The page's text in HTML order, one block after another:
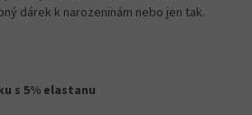
dárek k narozeninám nebo jen tak.
s 5% elastanu